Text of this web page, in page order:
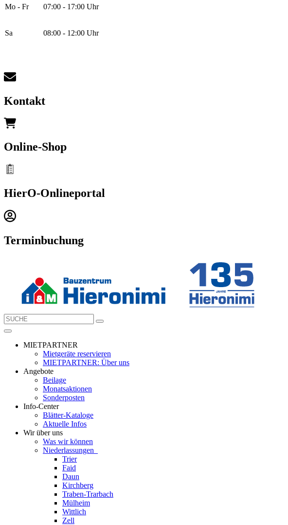
Mo - Fr 07:00 - 17:00 Uhr
Sa 08:00 - 12:00 Uhr
Kontakt
Online-Shop
HierO-Onlineportal
Terminbuchung
MIETPARTNER
Mietgeräte reservieren
MIETPARTNER: Über uns
Angebote
Beilage
Monatsaktionen
Sonderposten
Info-Center
Blätter-Kataloge
Aktuelle Infos
Wir über uns
Was wir können
Niederlassungen
Trier
Faid
Daun
Kirchberg
Traben-Trarbach
Mülheim
Wittlich
Zell